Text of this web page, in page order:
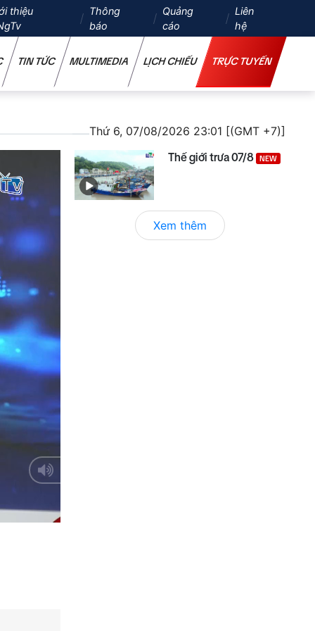
thiệu
Thông
báo
Quảng
cáo
Liên
hệ
TIN TỨC MULTIMEDIA LỊCH CHIẾU TRỰC TUYẾN
Thứ 6, 07/08/2026 23:01 [(GMT +7)]
Thế giới trưa 07/8 NEW
Xem thêm